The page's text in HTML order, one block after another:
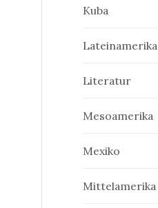
Kuba
Lateinamerika
Literatur
Mesoamerika
Mexiko
Mittelamerika